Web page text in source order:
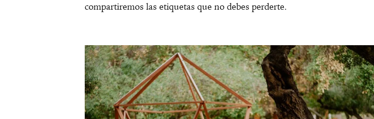
compartiremos las etiquetas que no debes perderte.